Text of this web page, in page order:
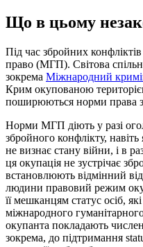
Що в цьому
Під час збройних
право (МГП). Світова
зокрема Міжнародний
Крим окупованою
поширюються норми права
Норми МГП діють у разі
збройного конфлікту,
не визнає стану війни, і в
ця окупація не зустрічає
встановлюють відмінний
людини правовий режим
її мешканцям статус осіб,
міжнародного
окупанта покладають
зокрема, до підтримання